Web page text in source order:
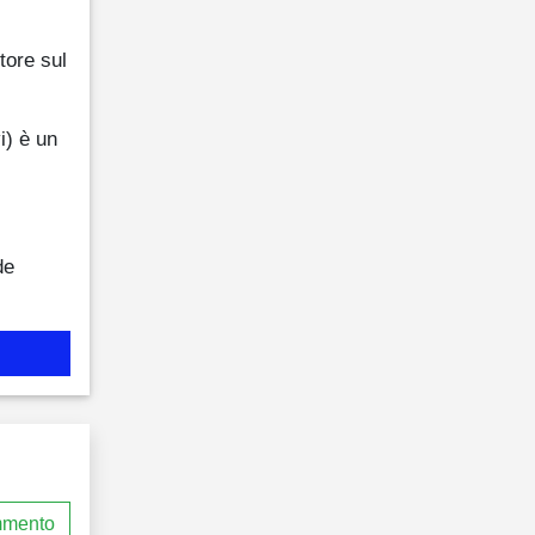
sul
è un